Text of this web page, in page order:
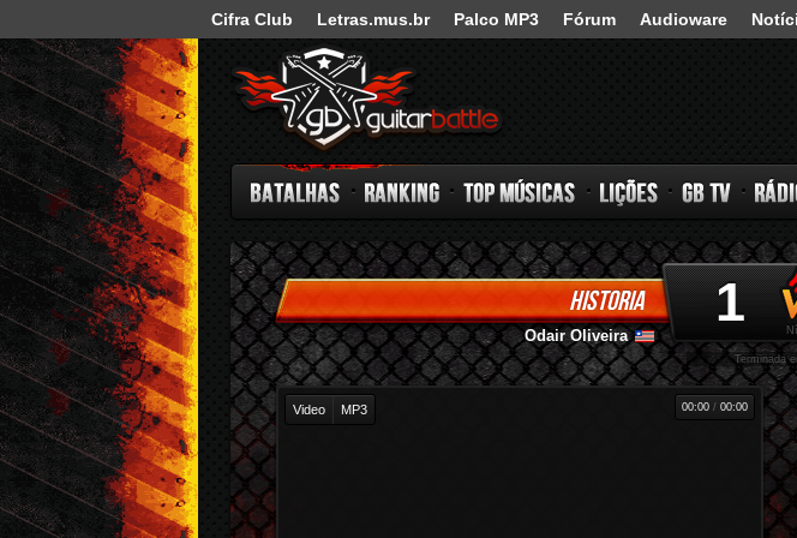
Cifra Club Letras.mus.br Palco MP3 Fórum Audioware
Guitar Battle
Batalhas Lições GB TV Rádio
HISTORIA 1
-
Odair Oliveira
Terminada
Video MP3 00:00 / 00:00